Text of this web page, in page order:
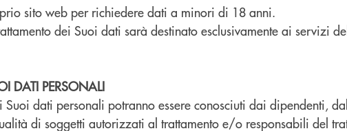
sito web per richiedere dati a minori di 18 anni.
dei Suoi dati sarà destinato esclusivamente ai servizi
DATI PERSONALI
dati personali potranno essere conosciuti dai dipendenti,
di soggetti autorizzati al trattamento e/o responsabili del